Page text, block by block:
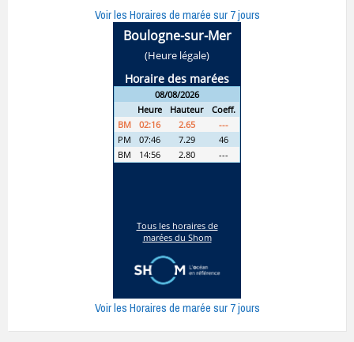
Voir les Horaires de marée sur 7 jours
Voir les Horaires de marée sur 7 jours